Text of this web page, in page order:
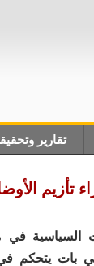
تقارير
تأزيم
السياسية في
بات يتحكم